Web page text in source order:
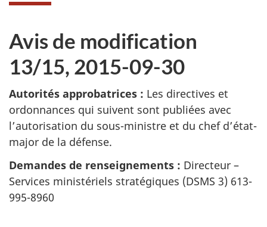
Avis de modification
13/15, 2015-09-30
Autorités approbatrices : Les directives et
ordonnances qui suivent sont publiées avec
l’autorisation du sous-ministre et du chef d’état-
major de la défense.
Demandes de renseignements : Directeur –
Services ministériels stratégiques (DSMS 3) 613-
995-8960